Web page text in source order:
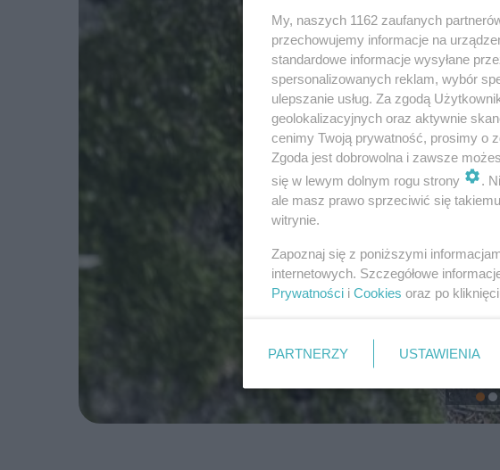
My, naszych 1162 zaufanych
przechowujemy informacje na
standardowe informacje wysyłane
spersonalizowanych reklam, wybór
ulepszanie usług. Za zgodą
geolokalizacyjnych oraz aktywnie
cenimy Twoją prywatność, prosimy o
Zgoda jest dobrowolna i zawsze
się w lewym dolnym rogu strony
.
ale masz prawo sprzeciwić się
witrynie.
Zapoznaj się z poniższymi
internetowych. Szczegółowe
Prywatności i Cookies oraz po
PARTNERZY USTAWIENIA